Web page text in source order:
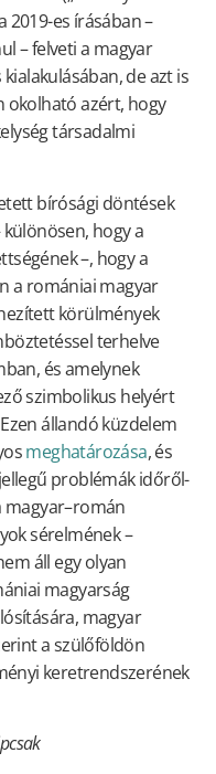
2019-es írásában –
– felveti a magyar
de azt is
okolható azért, hogy
társadalmi
bírósági döntések
hogy a
–, hogy a
a romániai magyar
körülmények
terhelve
és amelynek
szimbolikus helyért
állandó küzdelem
meghatározása, és
problémák időről-
magyar–román
sérelmének –
áll egy olyan
magyarság
magyar
a szülőföldön
keretrendszerének